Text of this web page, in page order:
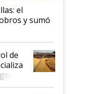
el
y sumó
de
la